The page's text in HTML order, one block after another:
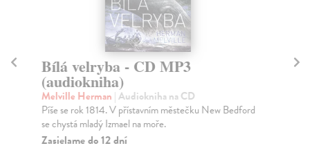
Bílá velryba - CD MP3
(audiokniha)
Melville Herman | Audiokniha na CD
Píše se rok 1814. V přístavním městečku New Bedford
se chystá mladý Izmael na moře.
Zasielame do 12 dní